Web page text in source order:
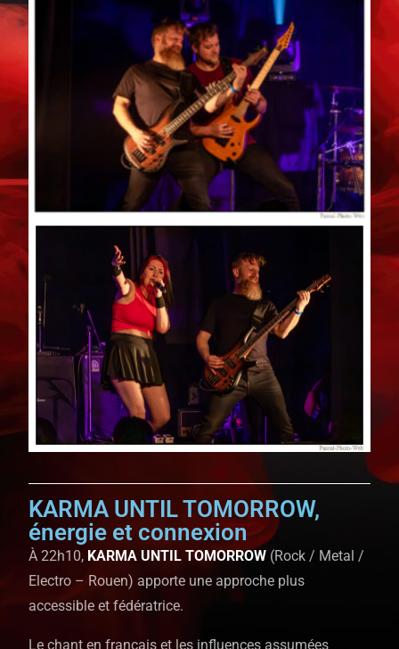
KARMA UNTIL TOMORROW,
énergie et connexion
À 22h10, KARMA UNTIL TOMORROW (Rock / Metal /
Electro – Rouen) apporte une approche plus
accessible et fédératrice.
Le chant en français et les influences assumées